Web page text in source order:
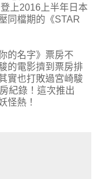
上2016上半年日本
同檔期的《STAR
的名字》票房不
的電影擠到票房排
實也打敗過宮崎駿
紀錄！這次推出
怪熱！